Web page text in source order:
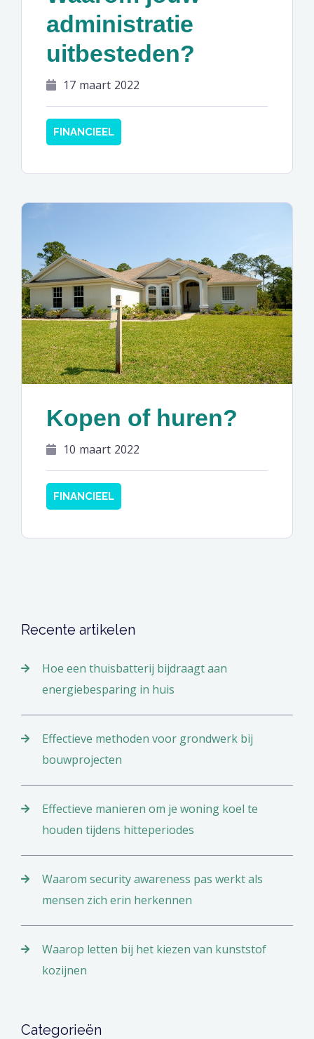
administratie
uitbesteden?
17 maart 2022
FINANCIEEL
Kopen of huren?
10 maart 2022
FINANCIEEL
Recente artikelen
Hoe een thuisbatterij bijdraagt aan
energiebesparing in huis
Effectieve methoden voor grondwerk bij
bouwprojecten
Effectieve manieren om je woning koel te
houden tijdens hitteperiodes
Waarom security awareness pas werkt als
mensen zich erin herkennen
Waarop letten bij het kiezen van kunststof
kozijnen
Categorieën